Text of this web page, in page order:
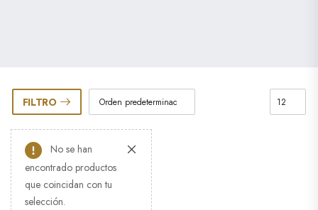
FILTRO
No se han
encontrado productos
que coincidan con tu
selección.